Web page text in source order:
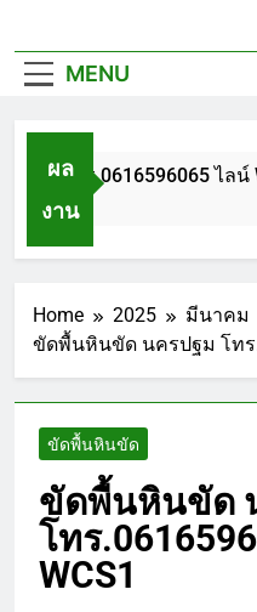
MENU
ผล
งาน
โทร.0616596065 ไลน์
Home 2025 มีนาคม
ขัดพื้นหินขัด นครปฐม โทร
ขัดพื้นหินขัด
ขัดพื้นหินขัด
โทร
WCS1